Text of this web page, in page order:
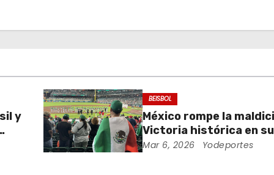
y
BEISBOL
México rompe la
Victoria histórica en su
el Clásico Mundial de
Mar 6, 2026 Yodeportes